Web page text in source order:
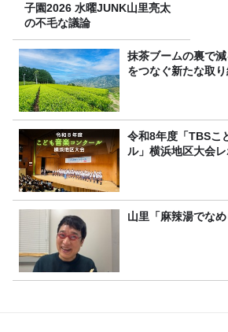
子園2026 水曜JUNK山里亮太
の不毛な議論
抹茶ブームの裏で
をつなぐ新たな取
令和8年度「TBSこ
ル」横浜地区大会レ
山里「麻辣湯でなめ